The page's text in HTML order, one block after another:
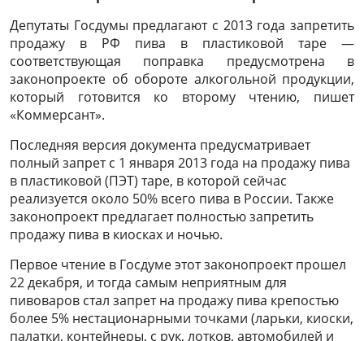
Депутаты Госдумы предлагают с 2013 года запретить
продажу в РФ пива в пластиковой таре —
соответствующая поправка предусмотрена в
законопроекте об обороте алкогольной продукции,
который готовится ко второму чтению, пишет
«Коммерсант».
Последняя версия документа предусматривает
полный запрет с 1 января 2013 года на продажу пива
в пластиковой (ПЭТ) таре, в которой сейчас
реализуется около 50% всего пива в России. Также
законопроект предлагает полностью запретить
продажу пива в киосках и ночью.
Первое чтение в Госдуме этот законопроект прошел
22 декабря, и тогда самым неприятным для
пивоваров стал запрет на продажу пива крепостью
более 5% нестационарными точками (ларьки, киоски,
палатки, контейнеры, с рук, лотков, автомобилей и